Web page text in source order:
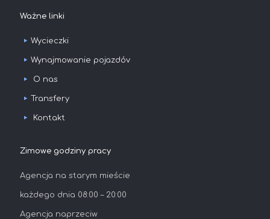
Ważne linki
Wycieczki
Wynajmowanie pojazdóv
О nas
Transfery
Kontakt
Zimowe godziny pracy
Аgencja na starym mieście
każdego dnia 08:00 – 20:00
Agencja naprzeciw